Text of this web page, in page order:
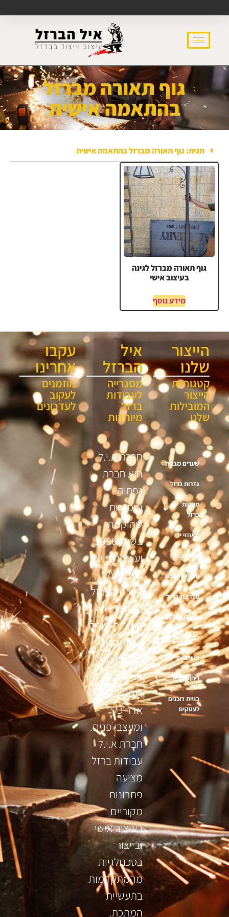
גוף תאורה מברזל
בהתאמה אישית
תגית: גוף תאורה מברזל בהתאמה אישית
גוף תאורה מברזל לגינה
בעיצוב אישי
מידע נוסף
הייצור
שלנו
קטגוריות
הייצור
המובילות
שלנו
שערים מברזל
גדרות ברזל
מעקות
ברזל
מאחזי יד
סורגים
ספריות מתכת
מדרגות ברזל
פרגולות ברזל
דלתות
משרביות
ריהוט ברזל
בניית דוכנים
לעסקים
איל
הברזל
מסגרייה
לעבודות
ברזל
מיוחדות
חברת א.י.ל.
היא חברת
נפחות
ומסגרות
שהוקמה
בשנת 1996
ועוסקת בייצור
ועיצוב על
טהרת הברזל
בשילוב
חומרים שונים
אנו עובדים
מול לקוחות
פרטיים
ועסקיים,
אדריכלי
ומעצבי פנים.
חברת א.י.ל
עבודות ברזל
מציעה
פתרונות
מקוריים
בעיצוב אישי
ובייצור
בטכנולגיות
מהמתקדמות
בתעשיית
המתכת.
עקבו
אחרינו
מוזמנים
לעקוב
לעדכונים